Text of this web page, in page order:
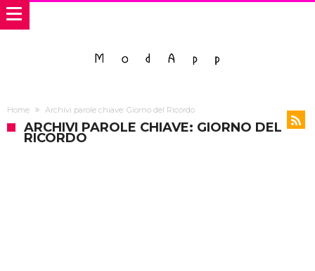
Home Archivi parole chiave: Giorno del Ricordo
ARCHIVI PAROLE CHIAVE: GIORNO DEL
RICORDO